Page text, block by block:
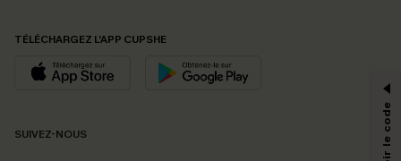
TÉLÉCHARGEZ L’APP CUPSHE
SUIVEZ-NOUS
PROFITEZ DE -15%
-15% dès 2 Achetés par E-mail